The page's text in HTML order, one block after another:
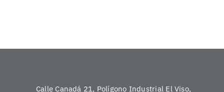
Calle Canadá 21, Polígono Industrial El Viso,